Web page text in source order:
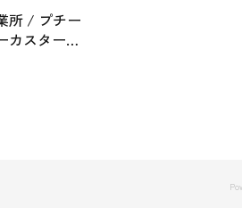
所 / プチー
カスター